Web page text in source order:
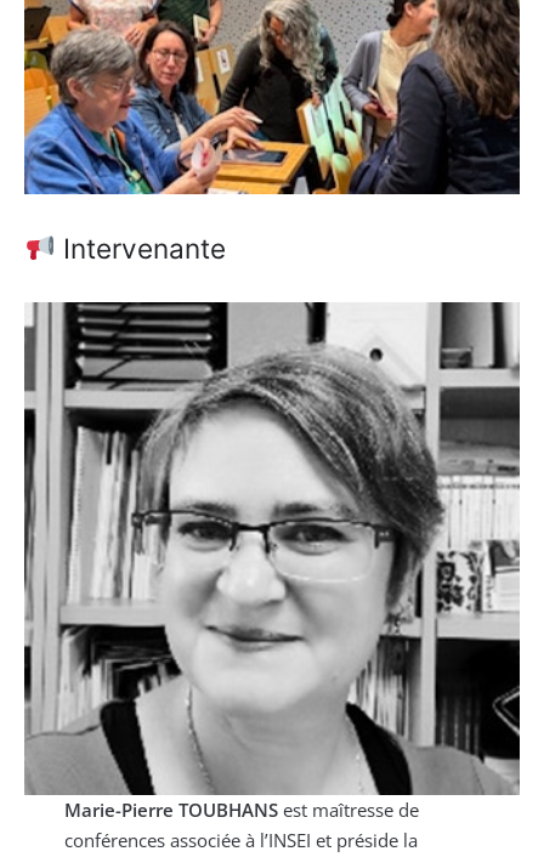
Intervenante
Marie-Pierre TOUBHANSest maîtresse de
conférences associée à l’INSEI et préside la